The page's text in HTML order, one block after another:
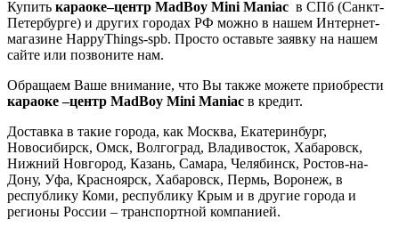
Купить караоке–центр MadBoy Mini Maniac в СПб (Санкт-
Петербурге) и других городах РФ можно в нашем Интернет-
магазине HappyThings-spb. Просто оставьте заявку на нашем
сайте или позвоните нам.
Обращаем Ваше внимание, что Вы также можете приобрести
караоке –центр MadBoy Mini Maniac в кредит.
Доставка в такие города, как Москва, Екатеринбург,
Новосибирск, Омск, Волгоград, Владивосток, Хабаровск,
Нижний Новгород, Казань, Самара, Челябинск, Ростов-на-
Дону, Уфа, Красноярск, Хабаровск, Пермь, Воронеж, в
республику Коми, республику Крым и в другие города и
регионы России – транспортной компанией.